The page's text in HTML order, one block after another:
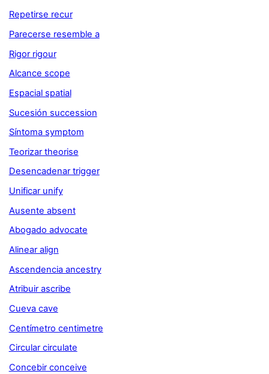
Repetirse recur
Parecerse resemble a
Rigor rigour
Alcance scope
Espacial spatial
Sucesión succession
Síntoma symptom
Teorizar theorise
Desencadenar trigger
Unificar unify
Ausente absent
Abogado advocate
Alinear align
Ascendencia ancestry
Atribuir ascribe
Cueva cave
Centímetro centimetre
Circular circulate
Concebir conceive